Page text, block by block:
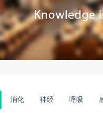
消化 神经 呼吸